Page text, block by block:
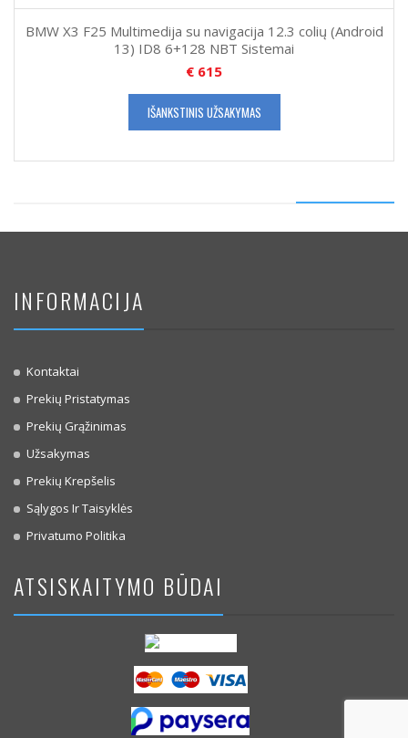
BMW X3 F25 Multimedija su navigacija 12.3 colių (Android
13) ID8 6+128 NBT Sistemai
€ 615
IŠANKSTINIS UŽSAKYMAS
INFORMACIJA
Kontaktai
Prekių Pristatymas
Prekių Grąžinimas
Užsakymas
Prekių Krepšelis
Sąlygos Ir Taisyklės
Privatumo Politika
ATSISKAITYMO BŪDAI